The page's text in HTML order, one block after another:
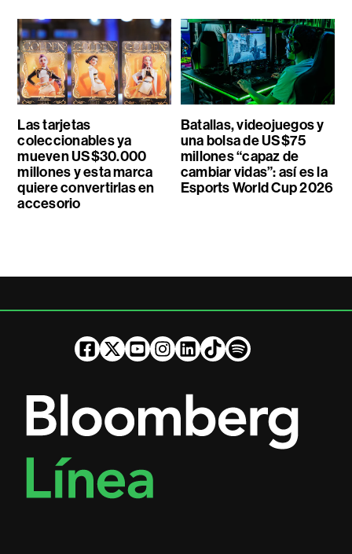
Las tarjetas
coleccionables ya
mueven US$30.000
millones y esta marca
quiere convertirlas en
accesorio
Batallas, videojuegos y
una bolsa de US$75
millones “capaz de
cambiar vidas”: así es la
Esports World Cup 2026